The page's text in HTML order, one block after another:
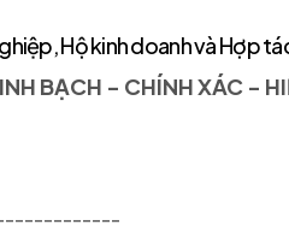
Hộ kinh doanh và Hợp
BẠCH - CHÍNH XÁC -